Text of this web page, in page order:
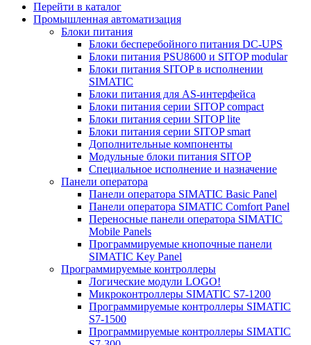
Перейти в каталог
Промышленная автоматизация
Блоки питания
Блоки бесперебойного питания DC-UPS
Блоки питания PSU8600 и SITOP modular
Блоки питания SITOP в исполнении
SIMATIC
Блоки питания для AS-интерфейса
Блоки питания серии SITOP compact
Блоки питания серии SITOP lite
Блоки питания серии SITOP smart
Дополнительные компоненты
Модульные блоки питания SITOP
Специальное исполнение и назначение
Панели оператора
Панели оператора SIMATIC Basic Panel
Панели оператора SIMATIC Comfort Panel
Переносные панели оператора SIMATIC
Mobile Panels
Программируемые кнопочные панели
SIMATIC Key Panel
Программируемые контроллеры
Логические модули LOGO!
Микроконтроллеры SIMATIC S7-1200
Программируемые контроллеры SIMATIC
S7-1500
Программируемые контроллеры SIMATIC